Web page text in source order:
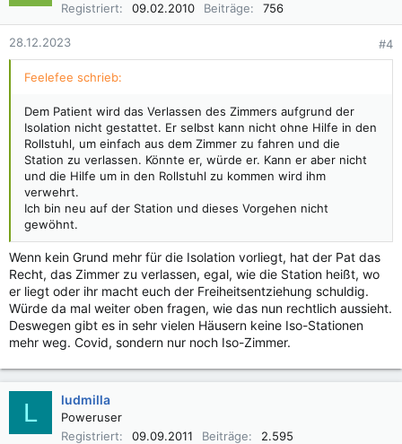
Registriert
09.02.2010 Beiträge 756
28.12.2023 #4
Feelefee schrieb:
Dem Patient wird das Verlassen des Zimmers aufgrund der
Isolation nicht gestattet. Er selbst kann nicht ohne Hilfe in den
Rollstuhl, um einfach aus dem Zimmer zu fahren und die
Station zu verlassen. Könnte er, würde er. Kann er aber nicht
und die Hilfe um in den Rollstuhl zu kommen wird ihm
verwehrt.
Ich bin neu auf der Station und dieses Vorgehen nicht
gewöhnt.
Wenn kein Grund mehr für die Isolation vorliegt, hat der Pat das
Recht, das Zimmer zu verlassen, egal, wie die Station heißt, wo
er liegt oder ihr macht euch der Freiheitsentziehung schuldig.
Würde da mal weiter oben fragen, wie das nun rechtlich aussieht.
Deswegen gibt es in sehr vielen Häusern keine Iso-Stationen
mehr weg. Covid, sondern nur noch Iso-Zimmer.
L ludmilla
Poweruser
Registriert
09.09.2011 Beiträge 2.595